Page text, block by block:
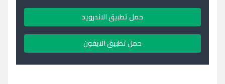
حمل تطبيق الاندرويد
حمل تطبيق الايفون